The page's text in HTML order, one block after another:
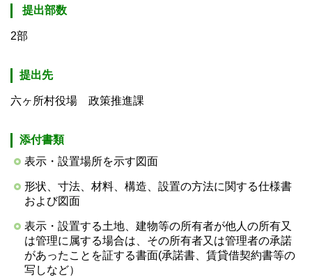
提出部数
2部
提出先
六ヶ所村役場 政策推進課
添付書類
表示・設置場所を示す図面
形状、寸法、材料、構造、設置の方法に関する仕様書
および図面
表示・設置する土地、建物等の所有者が他人の所有又
は管理に属する場合は、その所有者又は管理者の承諾
があったことを証する書面(承諾書、賃貸借契約書等の
写しなど）